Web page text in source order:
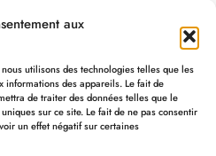
aux
utilisons des technologies telles que les
informations des appareils. Le fait de
de traiter des données telles que le
sur ce site. Le fait de ne pas consentir
un effet négatif sur certaines
(max. tien
per tijdsbestek) en na
ontsmet om uw